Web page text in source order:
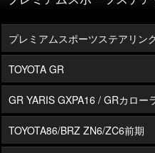
プレミアムスポーツステアリン
TOYOTA GR
GR YARIS GXPA16 / GRカロー
TOYOTA86/BRZ ZN6/ZC6前期